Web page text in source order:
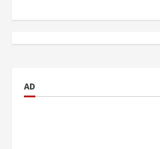
AD